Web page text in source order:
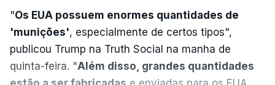
"Os EUA possuem enormes quantidades de
'munições', especialmente de certos tipos",
publicou Trump na Truth Social na manha de
quinta-feira. "Além disso, grandes quantidades